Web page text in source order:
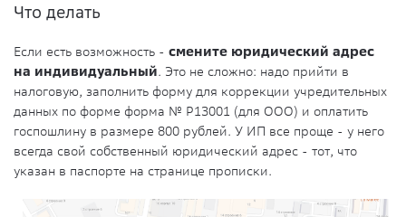
Что делать
Если есть возможность - смените юридический адрес
на индивидуальный. Это не сложно: надо прийти в
налоговую, заполнить форму для коррекции учредительных
данных по форме форма № Р13001 (для ООО) и оплатить
госпошлину в размере 800 рублей. У ИП все проще - у него
всегда свой собственный юридический адрес - тот, что
указан в паспорте на странице прописки.